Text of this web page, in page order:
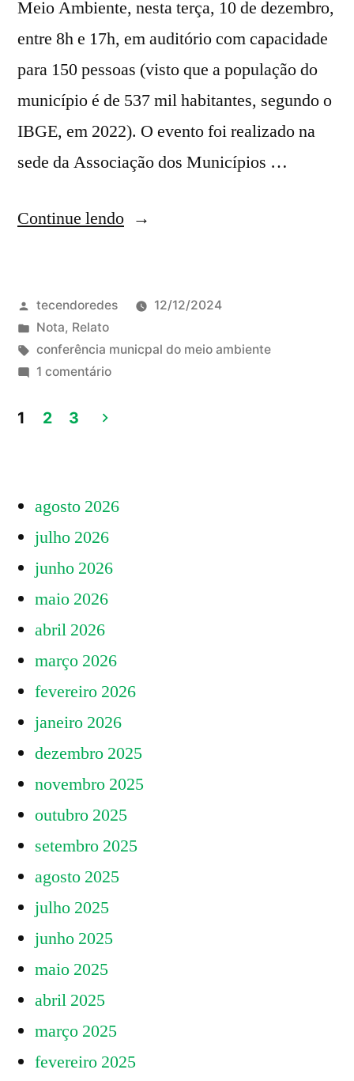
Meio Ambiente, nesta terça, 10 de dezembro,
entre 8h e 17h, em auditório com capacidade
para 150 pessoas (visto que a população do
município é de 537 mil habitantes, segundo o
IBGE, em 2022). O evento foi realizado na
sede da Associação dos Municípios …
Continue lendo“Conferência
Ambiente
em
Publicado
por
tecendoredes
12/12/2024
Publicado
em
Nota, Relato
Tags:
conferência municpal do meio ambiente
1 comentárioem
Florianópolis:
ou
propaganda?
posts
1 2 3
agosto 2026
julho 2026
junho 2026
maio 2026
abril 2026
março 2026
fevereiro 2026
janeiro 2026
dezembro 2025
novembro 2025
outubro 2025
setembro 2025
agosto 2025
julho 2025
junho 2025
maio 2025
abril 2025
março 2025
fevereiro 2025